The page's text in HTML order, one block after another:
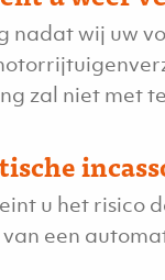
nadat wij uw
zal niet met
u het risico
een